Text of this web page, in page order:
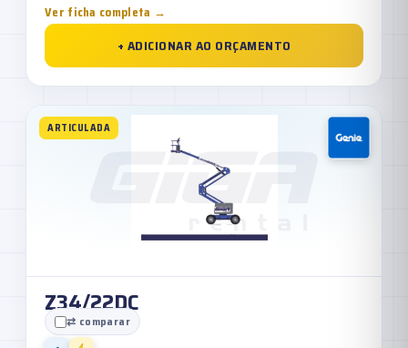
Ver ficha completa →
+ ADICIONAR AO ORÇAMENTO
ARTICULADA
Z34/22DC
⇄ comparar